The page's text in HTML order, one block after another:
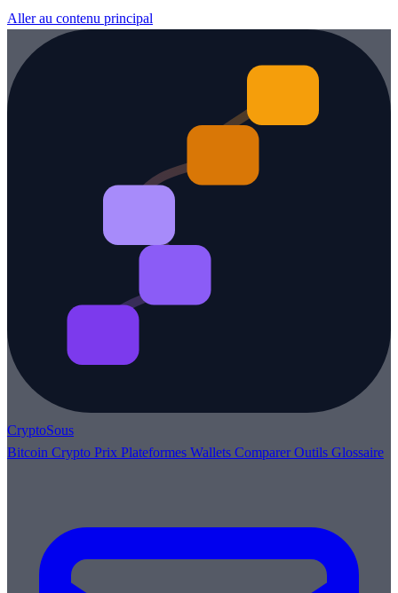
Aller au contenu principal
CryptoSous
Bitcoin Crypto Prix Plateformes Wallets ComparerOutils Glossaire